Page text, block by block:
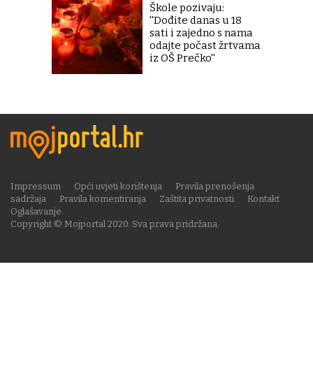
Škole pozivaju:
''Dođite danas u 18
sati i zajedno s nama
odajte počast žrtvama
iz OŠ Prečko''
Copyright © Mojportal 2020. Sva prava pridržana.
Impressum Opći uvjeti korištenja
Pravila prenošenja
sadržaja
Pravila komentiranja Zaštita privatnosti
Kontakt
Oglašavanje